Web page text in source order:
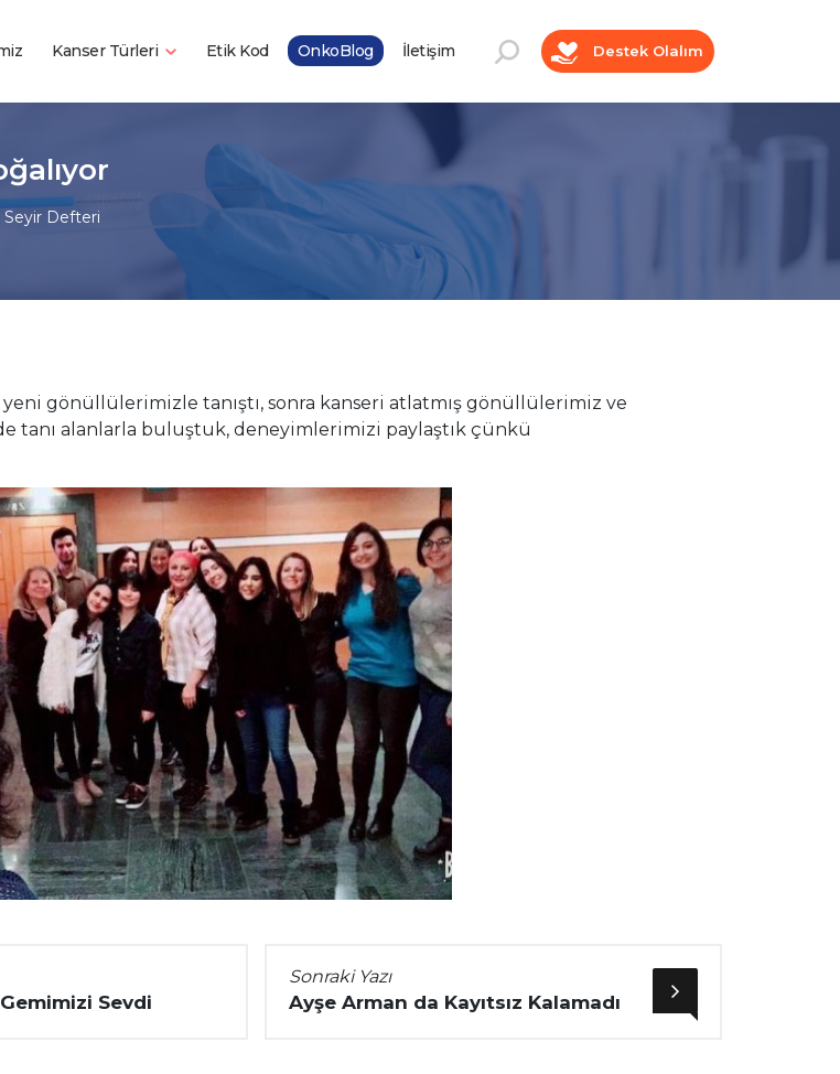
Kanser Türleri Etik Kod OnkoBlog İletişim Destek Olalım
Seyir Defteri
yeni gönüllülerimizle tanıştı, sonra kanseri atlatmış gönüllülerimiz ve
tanı alanlarla buluştuk, deneyimlerimizi paylaştık çünkü
Sevdi
Sonraki Yazı
Ayşe Arman da Kayıtsız Kalamadı